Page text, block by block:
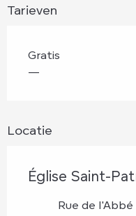
Tarieven
Gratis
—
Locatie
Église Saint-
Rue de